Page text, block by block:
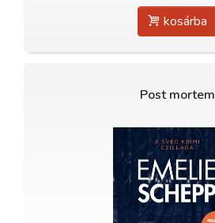
kosárba
Post mortem